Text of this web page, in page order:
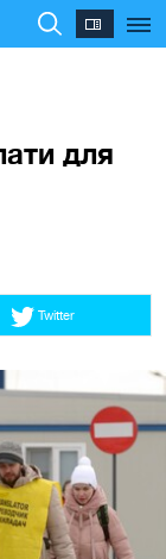
для
Twitter